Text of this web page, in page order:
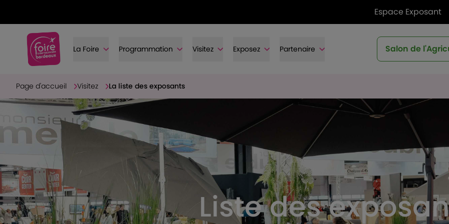
Espace Exposant
La Foire Programmation Visitez Exposez Partenaire Salon de
Page d'accueil Visitez La liste des exposants
Liste des